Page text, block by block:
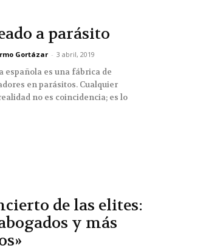
a parásito
Gortázar - 3 abril, 2019
española es una fábrica de
en parásitos. Cualquier
no es coincidencia; es lo
de las elites:
y más